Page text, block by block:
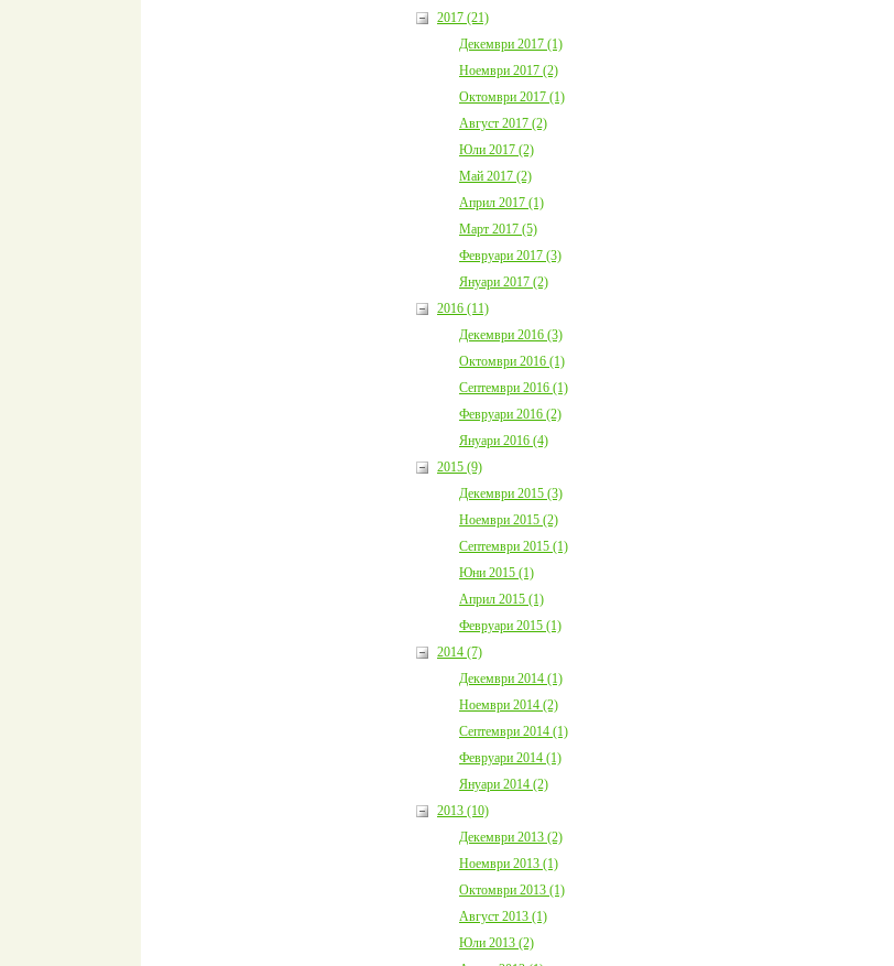
2017 (21)
Декември 2017 (1)
Ноември 2017 (2)
Октомври 2017 (1)
Август 2017 (2)
Юли 2017 (2)
Май 2017 (2)
Април 2017 (1)
Март 2017 (5)
Февруари 2017 (3)
Януари 2017 (2)
2016 (11)
Декември 2016 (3)
Октомври 2016 (1)
Септември 2016 (1)
Февруари 2016 (2)
Януари 2016 (4)
2015 (9)
Декември 2015 (3)
Ноември 2015 (2)
Септември 2015 (1)
Юни 2015 (1)
Април 2015 (1)
Февруари 2015 (1)
2014 (7)
Декември 2014 (1)
Ноември 2014 (2)
Септември 2014 (1)
Февруари 2014 (1)
Януари 2014 (2)
2013 (10)
Декември 2013 (2)
Ноември 2013 (1)
Октомври 2013 (1)
Август 2013 (1)
Юли 2013 (2)